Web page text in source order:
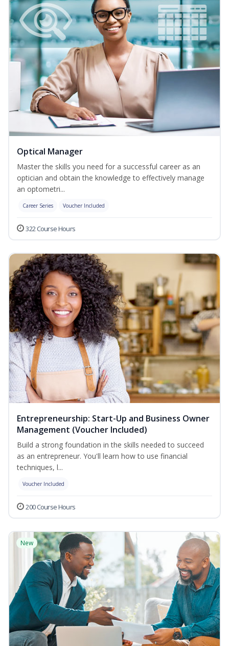
Optical Manager
Master the skills you need for a successful career as an
optician and obtain the knowledge to effectively manage
an optometri...
Career Series Voucher Included
322 Course Hours
Entrepreneurship: Start-Up and Business Owner
Management (Voucher Included)
Build a strong foundation in the skills needed to succeed
as an entrepreneur. You'll learn how to use financial
techniques, l...
Voucher Included
200 Course Hours
New